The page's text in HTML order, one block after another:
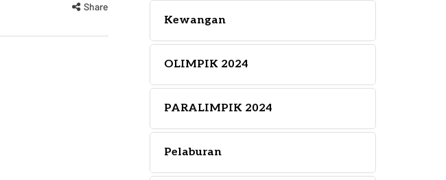
Share
Kewangan
OLIMPIK 2024
PARALIMPIK 2024
Pelaburan